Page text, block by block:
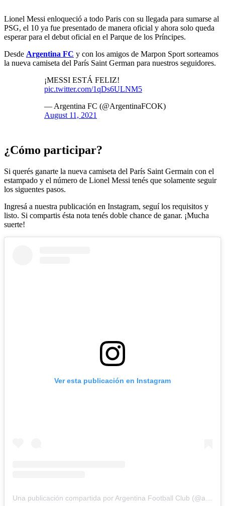
Lionel Messi enloqueció a todo Paris con su llegada para sumarse al
PSG, el 10 ya fue presentado de manera oficial y ahora solo queda
esperar para el debut oficial en el Parque de los Príncipes.
Desde Argentina FC y con los amigos de Marpon Sport sorteamos
la nueva camiseta del París Saint German para nuestros seguidores.
¡MESSI ESTÁ FELIZ!
pic.twitter.com/1qDs6ULNM5
— Argentina FC (@ArgentinaFCOK)
August 11, 2021
¿Cómo participar?
Si querés ganarte la nueva camiseta del París Saint Germain con el
estampado y el número de Lionel Messi tenés que solamente seguir
los siguentes pasos.
Ingresá a nuestra publicación en Instagram, seguí los requisitos y
listo. Si compartis ésta nota tenés doble chance de ganar. ¡Mucha
suerte!
Ver esta publicación en Instagram